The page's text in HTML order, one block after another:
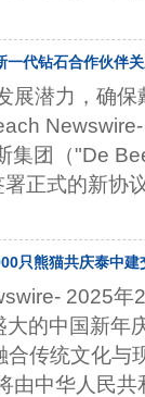
一代钻石合作伙伴
展潜力，确
集团（"De
正式的新协
只熊猫共庆泰中建
2025年
的中国新年
传统文化与
由中华人民